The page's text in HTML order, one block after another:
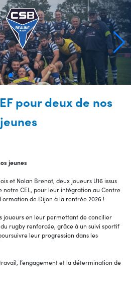
pour deux de nos
jeunes
jeunes
et Nolan Brenot, deux joueurs U16 issus
notre CEL, pour leur intégration au Centre
de Dijon à la rentrée 2026 !
joueurs en leur permettant de concilier
rugby renforcée, grâce à un suivi sportif
leur progression dans les
l’engagement et la détermination de